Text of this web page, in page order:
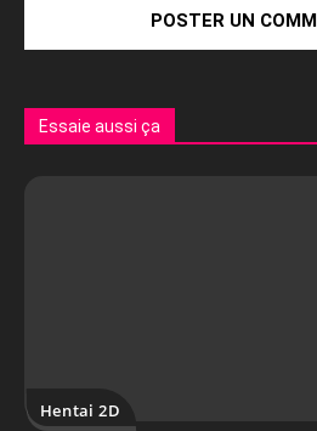
Essaie aussi ça
Hentai 2D